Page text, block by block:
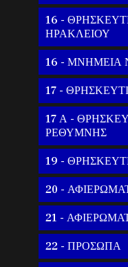
16 -
ΗΡΑΚΛΕΙΟΥ
16 - ΜΝΗΜΕΙΑ
17 -
17 Α -
ΡΕΘΥΜΝΗΣ
19 -
20 -
21 -
22 - ΠΡΟΣΩΠΑ